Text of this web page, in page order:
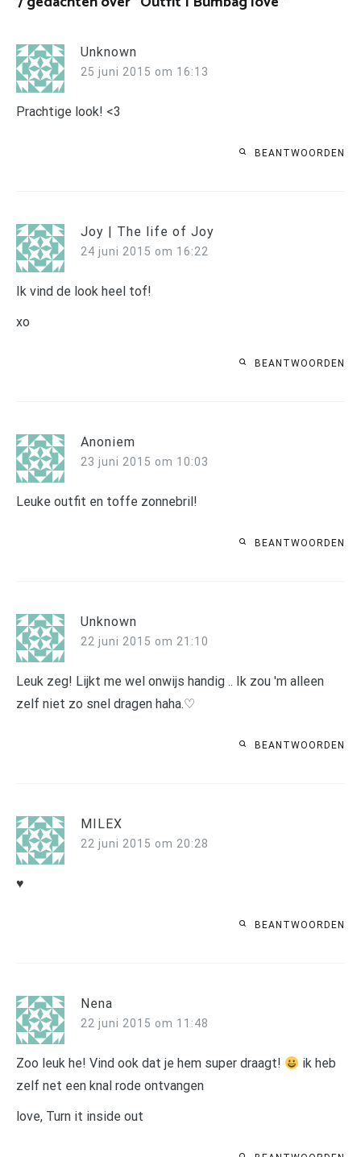
Unknown
25 juni 2015 om 16:13
Prachtige look! <3
BEANTWOORDEN
Joy | The life of Joy
24 juni 2015 om 16:22
Ik vind de look heel tof!
xo
BEANTWOORDEN
Anoniem
23 juni 2015 om 10:03
Leuke outfit en toffe zonnebril!
BEANTWOORDEN
Unknown
22 juni 2015 om 21:10
Leuk zeg! Lijkt me wel onwijs handig .. Ik zou 'm alleen
zelf niet zo snel dragen haha.♡
BEANTWOORDEN
MILEX
22 juni 2015 om 20:28
♥
BEANTWOORDEN
Nena
22 juni 2015 om 11:48
Zoo leuk he! Vind ook dat je hem super draagt!
ik heb
zelf net een knal rode ontvangen
love, Turn it inside out